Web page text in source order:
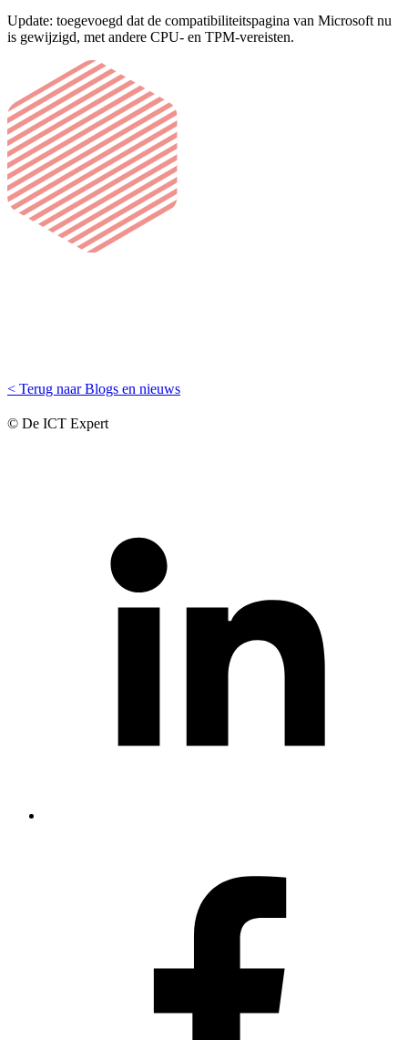
Update: toegevoegd dat de compatibiliteitspagina van Microsoft nu
is gewijzigd, met andere CPU- en TPM-vereisten.
< Terug naar Blogs en nieuws
© De ICT Expert